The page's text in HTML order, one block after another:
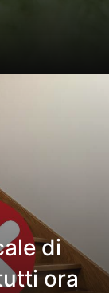
di
ora